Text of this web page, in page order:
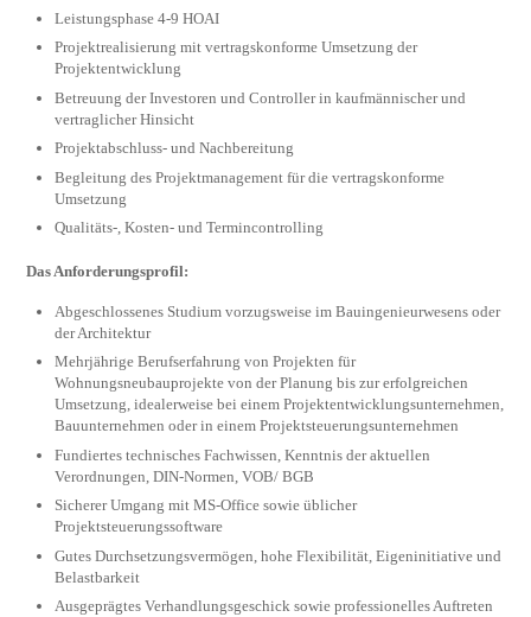
Leistungsphase 4-9 HOAI
Projektrealisierung mit vertragskonforme Umsetzung der
Projektentwicklung
Betreuung der Investoren und Controller in kaufmännischer und
vertraglicher Hinsicht
Projektabschluss- und Nachbereitung
Begleitung des Projektmanagement für die vertragskonforme
Umsetzung
Qualitäts-, Kosten- und Termincontrolling
Das Anforderungsprofil:
Abgeschlossenes Studium vorzugsweise im Bauingenieurwesens oder
der Architektur
Mehrjährige Berufserfahrung von Projekten für
Wohnungsneubauprojekte von der Planung bis zur erfolgreichen
Umsetzung, idealerweise bei einem Projektentwicklungsunternehmen,
Bauunternehmen oder in einem Projektsteuerungsunternehmen
Fundiertes technisches Fachwissen, Kenntnis der aktuellen
Verordnungen, DIN-Normen, VOB/ BGB
Sicherer Umgang mit MS-Office sowie üblicher
Projektsteuerungssoftware
Gutes Durchsetzungsvermögen, hohe Flexibilität, Eigeninitiative und
Belastbarkeit
Ausgeprägtes Verhandlungsgeschick sowie professionelles Auftreten